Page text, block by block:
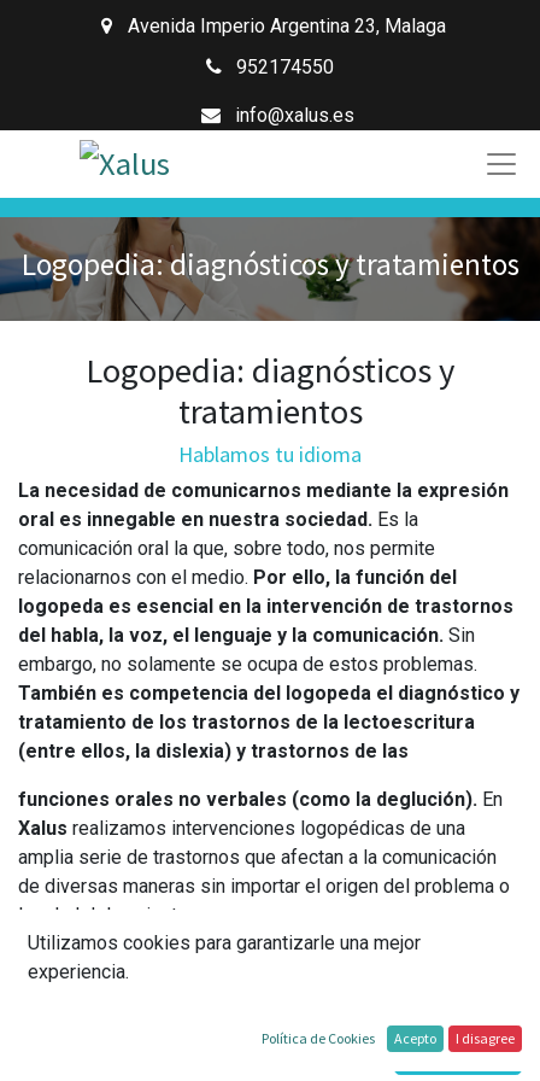
Avenida Imperio Argentina 23, Malaga
952174550
info@xalus.es
Logopedia: diagnósticos y tratamientos
Logopedia: diagnósticos y
tratamientos
Hablamos tu idioma
La necesidad de comunicarnos mediante la expresión
oral es innegable en nuestra sociedad. Es la
comunicación oral la que, sobre todo, nos permite
relacionarnos con el medio. Por ello, la función del
logopeda es esencial en la intervención de trastornos
del habla, la voz, el lenguaje y la comunicación. Sin
embargo, no solamente se ocupa de estos problemas.
También es competencia del logopeda el diagnóstico y
tratamiento de los trastornos de la lectoescritura
(entre ellos, la dislexia) y trastornos de las
funciones orales no verbales (como la deglución). En
Xalus realizamos intervenciones logopédicas de una
amplia serie de trastornos que afectan a la comunicación
de diversas maneras sin importar el origen del problema o
la edad del paciente.
Pide cita
Utilizamos cookies para garantizarle una mejor
experiencia.
Política de Cookies Acepto I disagree